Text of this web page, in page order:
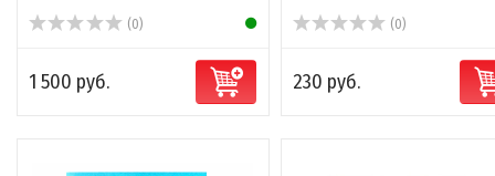
(0)
1 500 руб.
(0)
230 руб.